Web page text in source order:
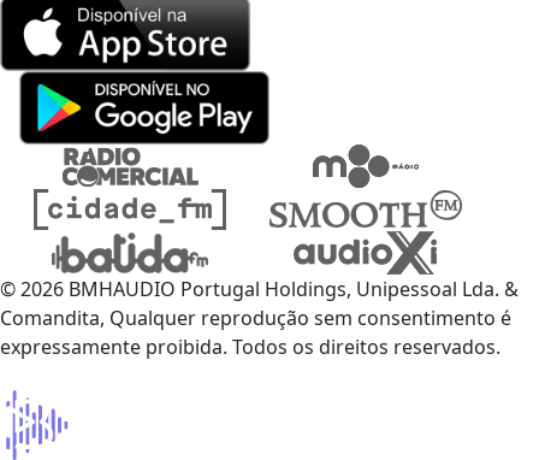
© 2026 BMHAUDIO Portugal Holdings, Unipessoal Lda. &
Comandita, Qualquer reprodução sem consentimento é
expressamente proibida. Todos os direitos reservados.